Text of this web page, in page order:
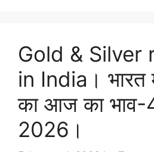
Gold & Silver
in India। भारत
का आज का भाव-
2026।